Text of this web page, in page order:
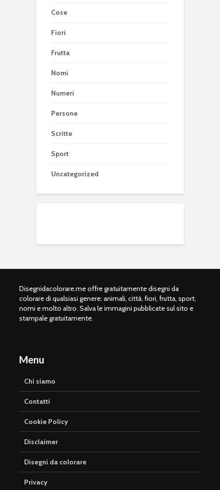
Cose
Fiori
Frutta
Nomi
Numeri
Persone
Scritte
Sport
Uncategorized
Disegnidacolorare.me offre gratuitamente disegni da
colorare di qualsiasi genere: animali, città, fiori, frutta, sport,
nomi e molto altro. Salva le immagini pubblicate sul sito e
stampale gratuitamente.
Menu
Chi siamo
Contatti
Cookie Policy
Disclaimer
Disegni da colorare
Privacy